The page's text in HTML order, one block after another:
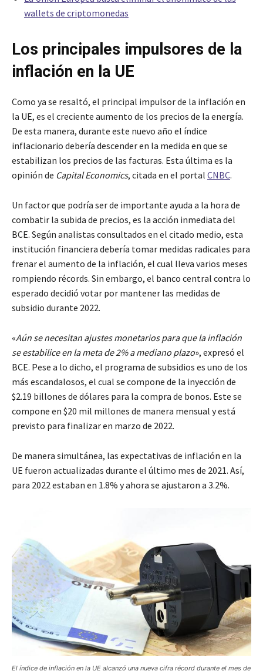
wallets de criptomonedas
Los principales impulsores de la
inflación en la UE
Como ya se resaltó, el principal impulsor de la inflación en
la UE, es el creciente aumento de los precios de la energía.
De esta manera, durante este nuevo año el índice
inflacionario debería descender en la medida en que se
estabilizan los precios de las facturas. Esta última es la
opinión de Capital Economics, citada en el portal CNBC.
Un factor que podría ser de importante ayuda a la hora de
combatir la subida de precios, es la acción inmediata del
BCE. Según analistas consultados en el citado medio, esta
institución financiera debería tomar medidas radicales para
frenar el aumento de la inflación, el cual lleva varios meses
rompiendo récords. Sin embargo, el banco central contra lo
esperado decidió votar por mantener las medidas de
subsidio durante 2022.
«Aún se necesitan ajustes monetarios para que la inflación
se estabilice en la meta de 2% a mediano plazo», expresó el
BCE. Pese a lo dicho, el programa de subsidios es uno de los
más escandalosos, el cual se compone de la inyección de
$2.19 billones de dólares para la compra de bonos. Este se
compone en $20 mil millones de manera mensual y está
previsto para finalizar en marzo de 2022.
De manera simultánea, las expectativas de inflación en la
UE fueron actualizadas durante el último mes de 2021. Así,
para 2022 estaban en 1.8% y ahora se ajustaron a 3.2%.
El índice de inflación en la UE alcanzó una nueva cifra récord durante el mes de